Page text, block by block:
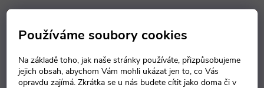
Používáme soubory cookies
Na základě toho, jak naše stránky používáte, přizpůsobujeme
jejich obsah, abychom Vám mohli ukázat jen to, co Vás
opravdu zajímá. Zkrátka se u nás budete cítit jako doma či v